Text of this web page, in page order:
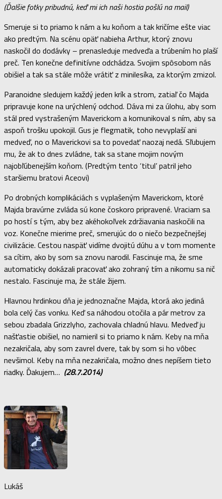
(Ďalšie fotky pribudnú, keď mi ich naši hostia pošlú na mail)
Smeruje si to priamo k nám a ku koňom a tak kričíme ešte viac
ako predtým. Na scénu opäť nabieha Arthur, ktorý znovu
naskočil do dodávky – prenasleduje medveďa a trúbením ho plaší
preč. Ten konečne definitívne odchádza. Svojim spôsobom nás
obišiel a tak sa stále môže vrátiť z minilesíka, za ktorým zmizol.
Paranoidne sledujem každý jeden krík a strom, zatiaľ čo Majda
pripravuje kone na urýchlený odchod. Dáva mi za úlohu, aby som
stál pred vystrašeným Maverickom a komunikoval s ním, aby sa
aspoň trošku upokojil. Gus je flegmatik, toho nevyplaší ani
medveď, no o Maverickovi sa to povedať naozaj nedá. Sľubujem
mu, že ak to dnes zvládne, tak sa stane mojim novým
najobľúbenejším koňom. (Predtým tento ‘titul’ patril jeho
staršiemu bratovi Aceovi)
Po drobných komplikáciách s vyplašeným Maverickom, ktoré
Majda bravúrne zvláda sú kone čoskoro pripravené. Vraciam sa
po hostí s tým, aby bez akéhokoľvek zdržiavania naskočili na
voz. Konečne mierime preč, smerujúc do o niečo bezpečnejšej
civilizácie. Cestou naspäť vidíme dvojitú dúhu a v tom momente
sa cítim, ako by som sa znovu narodil. Fascinuje ma, že sme
automaticky dokázali pracovať ako zohraný tím a nikomu sa nič
nestalo. Fascinuje ma, že stále žijem.
Hlavnou hrdinkou dňa je jednoznačne Majda, ktorá ako jediná
bola celý čas vonku. Keď sa náhodou otočila a pár metrov za
sebou zbadala Grizzlyho, zachovala chladnú hlavu. Medveď ju
našťastie obišiel, no namieril si to priamo k nám. Keby na mňa
nezakričala, aby som zavrel dvere, tak by som si ho vôbec
nevšimol. Keby na mňa nezakričala, možno dnes nepíšem tieto
riadky. Ďakujem… (28.7.2014)
Lukáš